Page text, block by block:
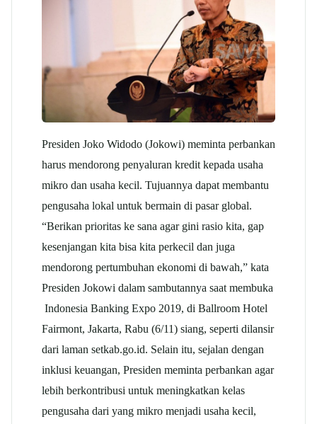
Presiden Joko Widodo (Jokowi) meminta perbankan
harus mendorong penyaluran kredit kepada usaha
mikro dan usaha kecil. Tujuannya dapat membantu
pengusaha lokal untuk bermain di pasar global.
“Berikan prioritas ke sana agar gini rasio kita, gap
kesenjangan kita bisa kita perkecil dan juga
mendorong pertumbuhan ekonomi di bawah,” kata
Presiden Jokowi dalam sambutannya saat membuka
Indonesia Banking Expo 2019, di Ballroom Hotel
Fairmont, Jakarta, Rabu (6/11) siang, seperti dilansir
dari laman setkab.go.id. Selain itu, sejalan dengan
inklusi keuangan, Presiden meminta perbankan agar
lebih berkontribusi untuk meningkatkan kelas
pengusaha dari yang mikro menjadi usaha kecil,